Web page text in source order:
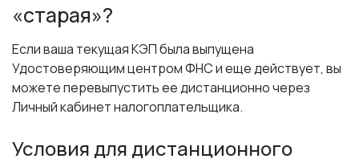
«старая»?
Если ваша текущая КЭП была выпущена
Удостоверяющим центром ФНС и еще действует, вы
можете перевыпустить ее дистанционно через
Личный кабинет налогоплательщика.
Условия для дистанционного